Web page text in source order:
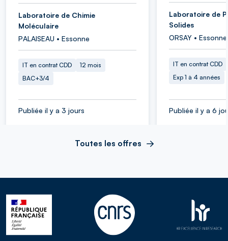
Laboratoire de Chimie
Moléculaire
PALAISEAU • Essonne
IT en contrat CDD
12 mois
BAC+3/4
Publiée il y a 3 jours
Laboratoire de
Solides
ORSAY • Essonne
IT en contrat CDD
Exp 1 à 4 années
Publiée il y a 6
Toutes les offres